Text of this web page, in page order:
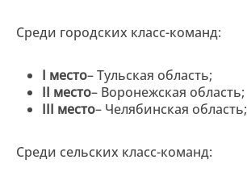
Среди городских класс-команд:
I место– Тульская область;
II место– Воронежская область;
III место– Челябинская область;
Среди сельских класс-команд: